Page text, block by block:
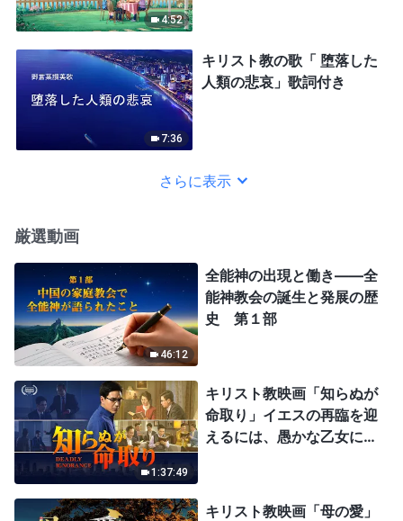
4:52
7:36
キリスト教の歌「 堕落した
人類の悲哀」歌詞付き
さらに表示
厳選動画
46:12
全能神の出現と働き——全
能神教会の誕生と発展の歴
史 第１部
1:37:49
キリスト教映画「知らぬが
命取り」イエスの再臨を迎
えるには、愚かな乙女にな
キリスト教映画「母の愛」